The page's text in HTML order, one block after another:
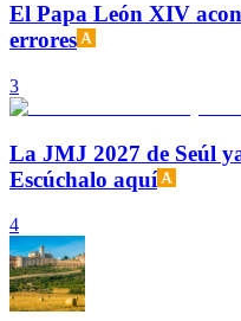
El Papa León XIV
errores
3
La JMJ 2027 de Seúl
Escúchalo aquí
4